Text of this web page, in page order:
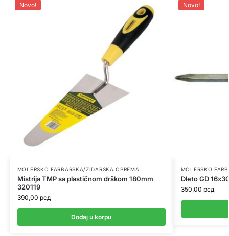
Novo!
MOLERSKO FARBARSKA/ZIDARSKA OPREMA
Mistrija TMP sa plastičnom drškom 180mm
320119
390,00 рсд
Dodaj u korpu
Novo!
MOLERSKO
Dleto GD
350,00 рсд